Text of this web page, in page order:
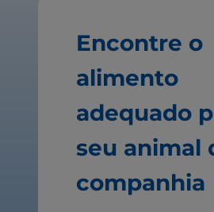
Encontre o
alimento
adequado
seu animal
companhia